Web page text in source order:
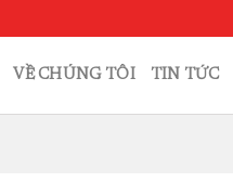
VỀ CHÚNG TÔI TIN TỨC